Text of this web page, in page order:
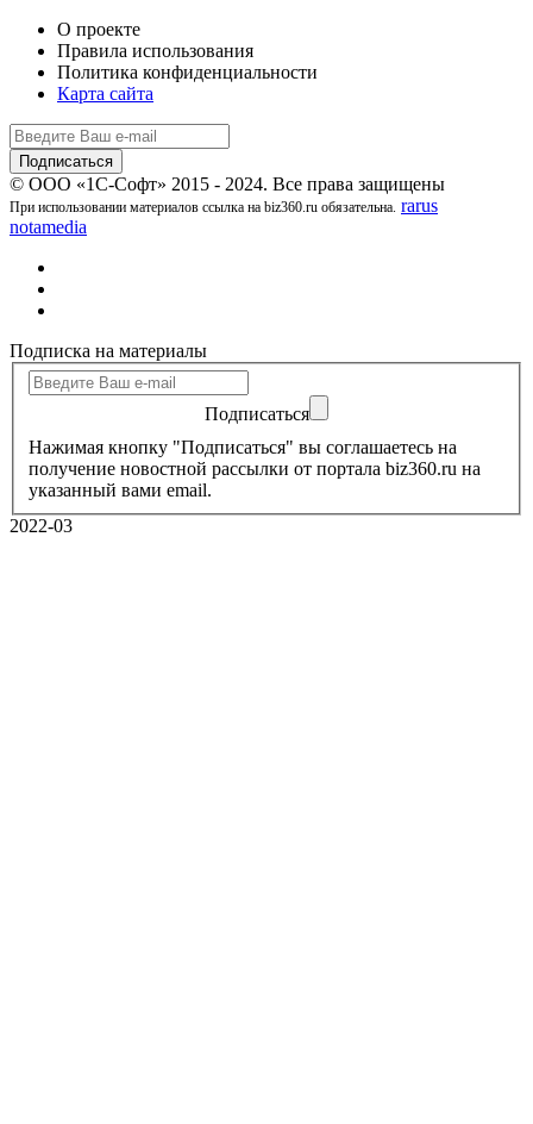
О проекте
Правила использования
Политика конфиденциальности
Карта сайта
© ООО «1С-Софт» 2015 - 2024. Все права защищены
При использовании материалов ссылка на biz360.ru обязательна. rarus
notamedia
Подписка на материалы
Подписаться
Нажимая кнопку "Подписаться" вы соглашаетесь на
получение новостной рассылки от портала biz360.ru на
указанный вами email.
2022-03